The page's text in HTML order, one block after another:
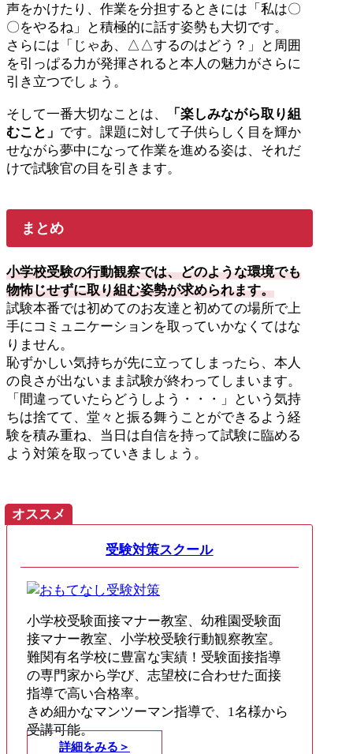
声をかけたり、作業を分担するときには「私は〇
〇をやるね」と積極的に話す姿勢も大切です。
さらには「じゃあ、△△するのはどう？」と周囲
を引っぱる力が発揮されると本人の魅力がさらに
引き立つでしょう。
そして一番大切なことは、
「楽しみながら取り組
むこと」 です。課題に対して子供らしく目を輝か
せながら夢中になって作業を進める姿は、それだ
けで試験官の目を引きます。
まとめ
小学校受験の行動観察では、どのような環境でも
物怖じせずに取り組む姿勢が求められます。
試験本番では初めてのお友達と初めての場所で上
手にコミュニケーションを取っていかなくてはな
りません。
恥ずかしい気持ちが先に立ってしまったら、本人
の良さが出ないまま試験が終わってしまいます。
「間違っていたらどうしよう・・・」という気持
ちは捨てて、堂々と振る舞うことができるよう経
験を積み重ね、当日は自信を持って試験に臨める
よう対策を取っていきましょう。
オススメ
受験対策スクール
小学校受験面接マナー教室、幼稚園受験面
接マナー教室、小学校受験行動観察教室。
難関有名学校に豊富な実績！受験面接指導
の専門家から学び、志望校に合わせた面接
指導で高い合格率。
きめ細かなマンツーマン指導で、1名様から
受講可能。
詳細をみる＞